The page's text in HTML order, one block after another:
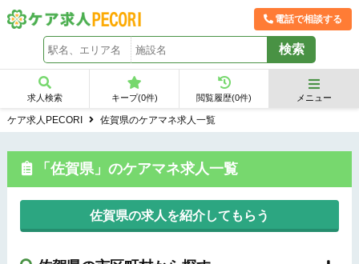
電話で相談する
求人検索 キープ(0件) 閲覧履歴(0件) メニュー
ケア求人PECORI 佐賀県のケアマネ求人一覧
「佐賀県」のケアマネ求人一覧
佐賀県の求人を紹介してもらう